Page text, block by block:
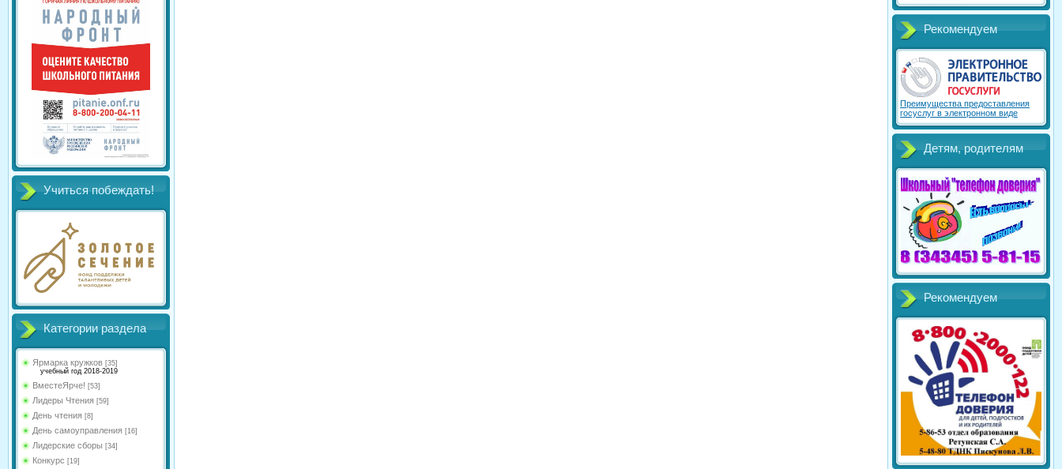
Учиться побеждать!
Категории раздела
Ярмарка кружков [35]
учебный год 2018-2019
ВместеЯрче! [53]
Лидеры Чтения [59]
День чтения [8]
День самоуправления [16]
Лидерские сборы [34]
Конкурс [19]
Рекомендуем
Преимущества предоставления
госуслуг в электронном виде
Детям, родителям
Рекомендуем